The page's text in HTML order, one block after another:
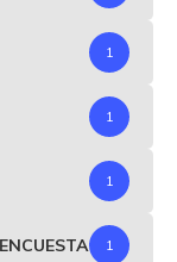
1
1
1
1